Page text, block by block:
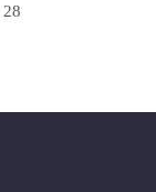
28